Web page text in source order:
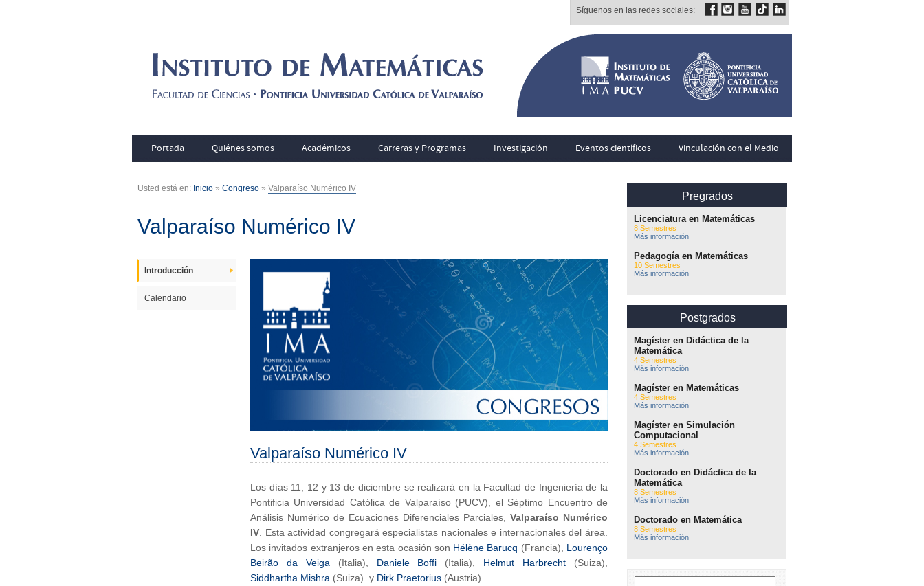
Síguenos en las redes sociales:
Portada Quiénes somos Académicos Carreras y Programas Investigación Eventos científicos Vinculación con el Medio
Usted está en: Inicio » Congreso » Valparaíso Numérico IV
Valparaíso Numérico IV
Introducción
Calendario
Valparaíso Numérico IV
Los días 11, 12 y 13 de diciembre se realizará en la Facultad de Ingeniería de la
Pontificia Universidad Católica de Valparaíso (PUCV), el Séptimo Encuentro de
Análisis Numérico de Ecuaciones Diferenciales Parciales, Valparaíso Numérico
IV . Esta actividad congregará especialistas nacionales e internacionales del área.
Los invitados extranjeros en esta ocasión son Hélène Barucq (Francia), Lourenço
Beirão da Veiga (Italia), Daniele Boffi (Italia), Helmut Harbrecht (Suiza),
Siddhartha Mishra (Suiza) y Dirk Praetorius (Austria).
Pregrados
Licenciatura en Matemáticas
8 Semestres
Más información
Pedagogía en Matemáticas
10 Semestres
Más información
Postgrados
Magíster en Didáctica de la
Matemática
4 Semestres
Más información
Magíster en Matemáticas
4 Semestres
Más información
Magíster en Simulación
Computacional
4 Semestres
Más información
Doctorado en Didáctica de la
Matemática
8 Semestres
Más información
Doctorado en Matemática
8 Semestres
Más información